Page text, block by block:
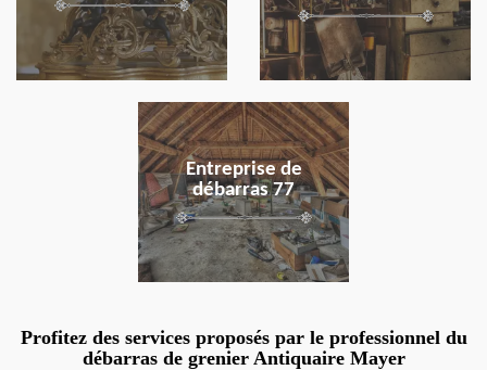
Entreprise de
débarras 77
en savoir plus
Profitez des services proposés par le professionnel du
débarras de grenier Antiquaire Mayer